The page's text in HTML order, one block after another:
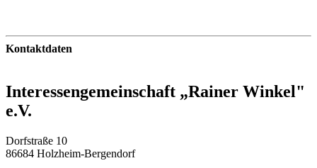
Kontaktdaten
Interessengemeinschaft „Rainer Winkel"
e.V.
Dorfstraße 10
86684 Holzheim-Bergendorf